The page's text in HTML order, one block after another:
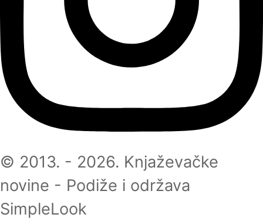
© 2013. - 2026. Knjaževačke
novine - Podiže i održava
SimpleLook